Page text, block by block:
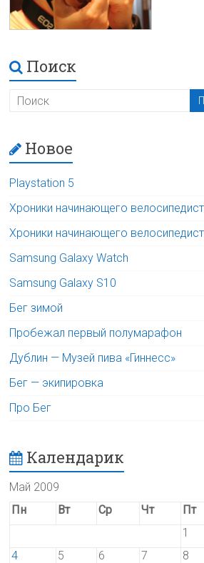
Поиск
Новое
Playstation 5
Хроники начинающего
Хроники начинающего
Samsung Galaxy Watch
Samsung Galaxy S10
Бег зимой
Пробежал первый полумарафон
Дублин — Музей пива «Гиннесс»
Бег — экипировка
Про Бег
Календарик
Май 2009
Пн
Вт Ср Чт Пт
1
4
5 6 7 8